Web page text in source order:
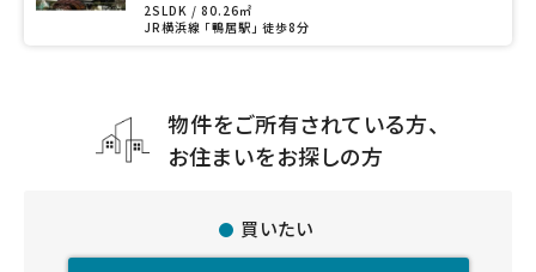
2SLDK / 80.26㎡
JR横浜線 「鴨居駅」 徒歩8分
物件をご所有されている方、
お住まいをお探しの方
買いたい